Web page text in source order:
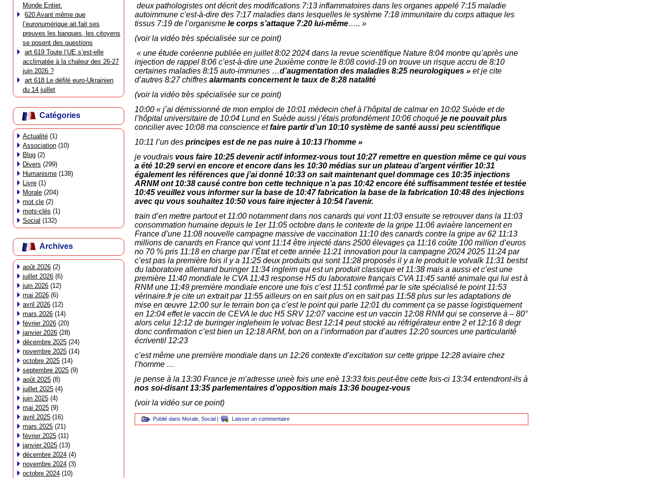
Monde Entier.
620 Avant même que
l’euronumérique ait fait ses
preuves les banques, les citoyens
se posent des questions
art 619 Toute l’UE s’est-elle
acclimatée à la chaleur des 26-27
juin 2026 ?
art 618 Le défilé euro-Ukrainien
du 14 juillet
Catégories
Actualité (1)
Association (10)
Blog (2)
Divers (299)
Humanisme (138)
Livre (1)
Morale (204)
mot cle (2)
mots-clés (1)
Social (132)
Archives
août 2026 (2)
juillet 2026 (6)
juin 2026 (12)
mai 2026 (6)
avril 2026 (12)
mars 2026 (14)
février 2026 (20)
janvier 2026 (28)
décembre 2025 (24)
novembre 2025 (14)
octobre 2025 (14)
septembre 2025 (9)
août 2025 (8)
juillet 2025 (4)
juin 2025 (4)
mai 2025 (9)
avril 2025 (16)
mars 2025 (21)
février 2025 (11)
janvier 2025 (13)
décembre 2024 (4)
novembre 2024 (3)
octobre 2024 (10)
deux pathologistes ont décrit des modifications 7:13 inflammatoires dans les organes appelé 7:15 maladie
autoimmune c’est-à-dire des 7:17 maladies dans lesquelles le système 7:18 immunitaire du corps attaque les
tissus 7:19 de l’organisme le corps s’attaque 7:20 lui-même….. »
(voir la vidéo très spécialisée sur ce point)
« une étude coréenne publiée en juillet 8:02 2024 dans la revue scientifique Nature 8:04 montre qu’après une
injection de rappel 8:06 c’est-à-dire une 2uxième contre le 8:08 covid-19 on trouve un risque accru de 8:10
certaines maladies 8:15 auto-immunes …d’augmentation des maladies 8:25 neurologiques » et je cite
d’autres 8:27 chiffres alarmants concernent le taux de 8:28 natalité
(voir la vidéo très spécialisée sur ce point)
10:00 « j’ai démissionné de mon emploi de 10:01 médecin chef à l’hôpital de calmar en 10:02 Suède et de
l’hôpital universitaire de 10:04 Lund en Suède aussi j’étais profondément 10:06 choqué je ne pouvait plus
concilier avec 10:08 ma conscience etfaire partir d’un 10:10 système de santé aussi peu scientifique
10:11 l’un des principes est de ne pas nuire à 10:13 l’homme »
je voudrais vous faire 10:25 devenir actif informez-vous tout 10:27 remettre en question même ce qui vous
a été 10:29 servi en encore et encore dans les 10:30 médias sur un plateau d’argent vérifier 10:31
également les références que j’ai donné 10:33 on sait maintenant quel dommage ces 10:35 injections
ARNM ont 10:38 causé contre bon cette technique n’a pas 10:42 encore été suffisamment testée et testée
10:45 veuillez vous informer sur la base de 10:47 fabrication la base de la fabrication 10:48 des injections
avec qu vous souhaitez 10:50 vous faire injecter à 10:54 l’avenir.
train d’en mettre partout et 11:00 notamment dans nos canards qui vont 11:03 ensuite se retrouver dans la 11:03
consommation humaine depuis le 1er 11:05 octobre dans le contexte de la gripe 11:06 aviaère lancement en
France d’une 11:08 nouvelle campagne massive de vaccination 11:10 des canards contre la gripe av 62 11:13
millions de canards en France qui vont 11:14 être injecté dans 2500 élevages ça 11:16 coûte 100 million d’euros
no 70 % pris 11:18 en charge par l’État et cette année 11:21 innovation pour la campagne 2024 2025 11:24 par
c’est pas la première fois il y a 11:25 deux produits qui sont 11:28 proposés il y a le produit le volvalk 11:31 bestst
du laboratoire allemand buringer 11:34 ingleim qui est un produit classique et 11:38 mais a aussi et c’est une
première 11:40 mondiale le CVA 11:43 response H5 du laboratoire français CVA 11:45 santé animale qui lui est à
RNM une 11:49 première mondiale encore une fois c’est 11:51 confirmé par le site spécialisé le point 11:53
vérinaire.fr je cite un extrait par 11:55 ailleurs on en sait plus on en sait pas 11:58 plus sur les adaptations de
mise en œuvre 12:00 sur le terrain bon ça c’est le point qui parle 12:01 du comment ça se passe logistiquement
en 12:04 effet le vaccin de CEVA le duc H5 SRV 12:07 vaccine est un vaccin 12:08 RNM qui se conserve à – 80°
alors celui 12:12 de buringer ingleheim le volvac Best 12:14 peut stocké au réfrigérateur entre 2 et 12:16 8 degr
donc confirmation c’est bien un 12:18 ARM, bon on a l’information par d’autres 12:20 sources une particularité
écriventil 12:23
c’est même une première mondiale dans un 12:26 contexte d’excitation sur cette grippe 12:28 aviaire chez
l’homme …
je pense à la 13:30 France je m’adresse uneè fois une enè 13:33 fois peut-être cette fois-ci 13:34 entendront-ils à
nos soi-disant 13:35 parlementaires d’opposition mais 13:36 bougez-vous
(voir la vidéo sur ce point)
Publié dans Morale Social | Laisser un commentaire